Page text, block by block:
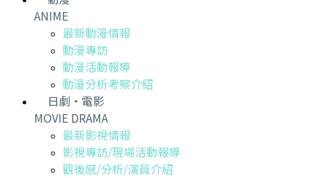
ANIME
最新動漫情報
動漫專訪
動漫活動報導
動漫分析考察介紹
日劇・電影
MOVIE DRAMA
最新影視情報
影視專訪/現場活動報導
觀後感/分析/演員介紹